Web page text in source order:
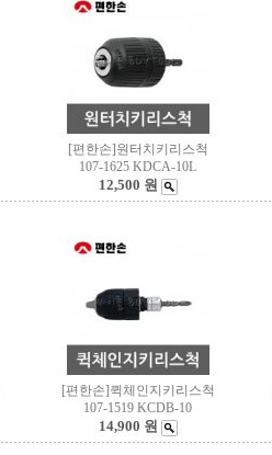
[편한손]원터치키리스척
107-1625 KDCA-10L
12,500 원
[편한손]퀵체인지키리스척
107-1519 KCDB-10
14,900 원